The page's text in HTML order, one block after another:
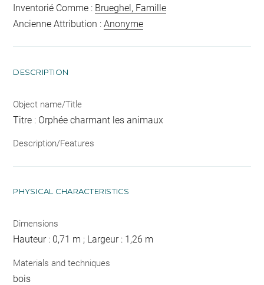
Inventorié Comme : Brueghel, Famille
Ancienne Attribution :Anonyme
DESCRIPTION
Object name/Title
Titre : Orphée charmant les animaux
Description/Features
PHYSICAL CHARACTERISTICS
Dimensions
Hauteur : 0,71 m ; Largeur : 1,26 m
Materials and techniques
bois